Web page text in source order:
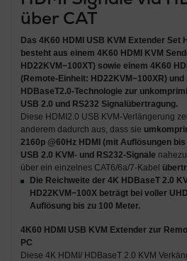
über CAT
Das 4K60 HDMI USB KVM Extender Set
besteht aus einem 4K60 HDMI KVM
HD22KVM−100XT)sowie einem 4K60
(Remote-Einheit: HD22KVM−100XR)
HDBaseT2.0-Technologie zur
USB 2.0 und RS232 Signalübertragung.
Diese HDMI2.0 USB KVM-Verlängerung
anderem dadurch aus, dass sie
2160p @60Hz HDMI (mit Auflösungen
USB 2.0 KVM- und RS232-Signale nahezu
über ein einzelnes CAT6/6a/7-Kabel
Die Reichweite der 4K HDBaseT 2.0
HD22KVM−100Xbeträgt bei voller
Auflösung bis zu 100 Meter.
4K60 HDMI USB KVM Extender zur
PC
Diese 4K HDMI/ HDBaseT 2.0 KVM